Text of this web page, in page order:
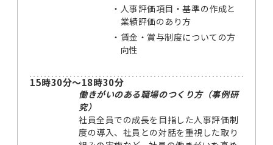
・ 人事評価項目・基準の作成と
業績評価のあり方
・ 賃金・賞与制度についての方
向性
15時30分～18時30分
働きがいのある職場のつくり方（事例研
究）
社員全員での成長を目指した人事評価制
度の導入、社員との対話を重視した取り